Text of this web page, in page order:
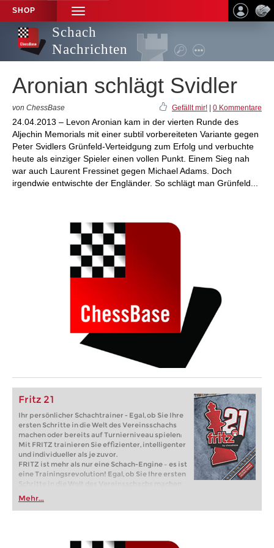
SHOP
TOGGLE
NAVIGATION
Schach
Nachrichten
Aronian schlägt Svidler
von ChessBase Gefällt mir! 0 Kommentare
24.04.2013 – Levon Aronian kam in der vierten Runde des
Aljechin Memorials mit einer subtil vorbereiteten Variante gegen
Peter Svidlers Grünfeld-Verteidgung zum Erfolg und verbuchte
heute als einziger Spieler einen vollen Punkt. Einem Sieg nah
war auch Laurent Fressinet gegen Michael Adams. Doch
irgendwie entwischte der Engländer. So schlägt man Grünfeld...
Fritz 21
Ihr persönlicher Schachtrainer - Egal, ob Sie Ihre
ersten Schritte in die Welt des Vereinsschachs
machen oder bereits auf Turnierniveau spielen:
Mit FRITZ trainieren Sie effizienter, intelligenter
und individueller als je zuvor.
FRITZ ist mehr als nur eine Schach-Engine – es ist
eine Trainingsrevolution! Egal, ob Sie Ihre ersten
Schritte in die Welt des Vereinsschachs machen
oder bereits auf Turnierniveau spielen: Mit
FRITZ trainieren Sie effizienter, intelligenter und
individueller als je zuvor.
Mehr...